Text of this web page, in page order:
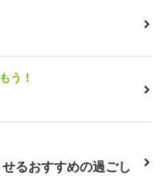
う！
るおすすめの過ごし